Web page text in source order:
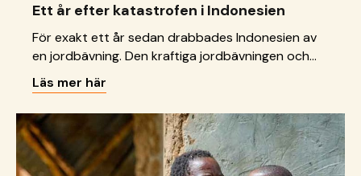
Ett år efter katastrofen i Indonesien
För exakt ett år sedan drabbades Indonesien av
en jordbävning. Den kraftiga jordbävningen och
den efterföljande tsunamin förstörde stora delar
av staden Palu på ön Sulawesi och många barn
förlorade allt. Efter katastrofen hjälpte några av
våra ovärderliga givare drabbade barn i området.
Ett av barnen är 11-åriga Ari. I ett helt dygn låg Ari
&hellip; <a href="https://sos-barnbyar.se/ett-ar-
Läs mer här